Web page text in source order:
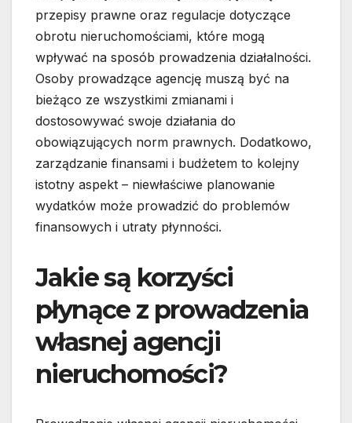
przepisy prawne oraz regulacje dotyczące
obrotu nieruchomościami, które mogą
wpływać na sposób prowadzenia działalności.
Osoby prowadzące agencję muszą być na
bieżąco ze wszystkimi zmianami i
dostosowywać swoje działania do
obowiązujących norm prawnych. Dodatkowo,
zarządzanie finansami i budżetem to kolejny
istotny aspekt – niewłaściwe planowanie
wydatków może prowadzić do problemów
finansowych i utraty płynności.
Jakie są korzyści
płynące z prowadzenia
własnej agencji
nieruchomości?